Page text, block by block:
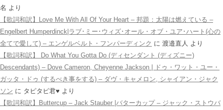
名 より
【歌詞和訳】Love Me With All Of Your Heart – 邦題：太陽は燃えている –
Engelbert Humperdinck|ラブ･ミー･ウィズ･オール・オブ・ユア･ハート(心の
全てで愛して) – エンゲルベルト・フンパーディンク に 渡邉直人 より
【歌詞和訳】 Do What You Gotta Do (ディセンダント (ディズニー)
Descendants) – Dove Cameron, Cheyenne Jackson | ドゥ・ワット・ユー・
ガッタ・ドゥ (するべき事をする) – ダヴ・キャメロン, シャイアン・ジャク
ソン に タピタピ君♥️ より
【歌詞和訳】Buttercup – Jack Stauber |バターカップ – ジャック・ストウバ